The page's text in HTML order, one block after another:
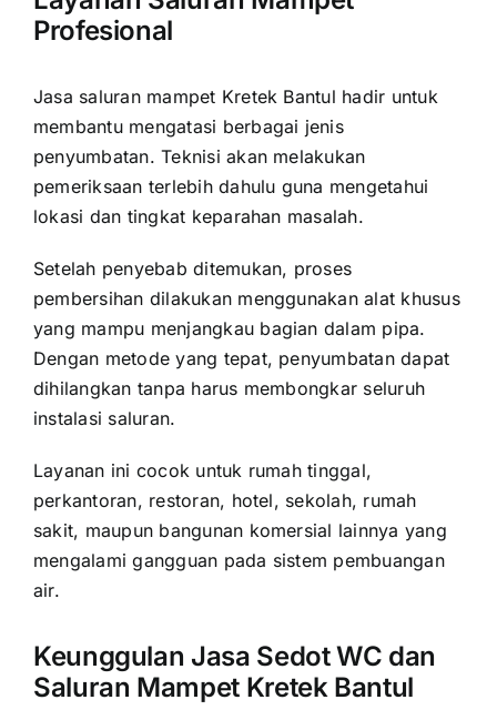
Profesional
Jasa saluran mampet Kretek Bantul hadir untuk
membantu mengatasi berbagai jenis
penyumbatan. Teknisi akan melakukan
pemeriksaan terlebih dahulu guna mengetahui
lokasi dan tingkat keparahan masalah.
Setelah penyebab ditemukan, proses
pembersihan dilakukan menggunakan alat khusus
yang mampu menjangkau bagian dalam pipa.
Dengan metode yang tepat, penyumbatan dapat
dihilangkan tanpa harus membongkar seluruh
instalasi saluran.
Layanan ini cocok untuk rumah tinggal,
perkantoran, restoran, hotel, sekolah, rumah
sakit, maupun bangunan komersial lainnya yang
mengalami gangguan pada sistem pembuangan
air.
Keunggulan Jasa Sedot WC dan
Saluran Mampet Kretek Bantul